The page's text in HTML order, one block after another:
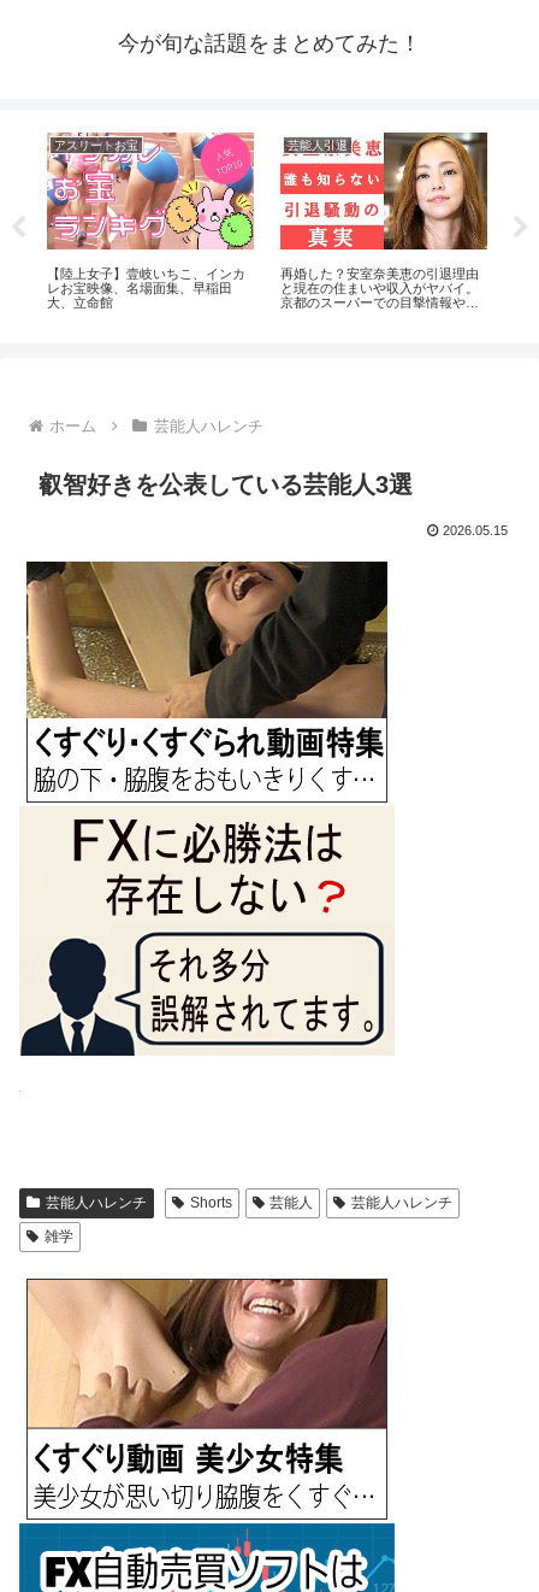
今が旬な話題をまとめてみた！
アスリートお宝
【陸上女子】壹岐いちこ、インカ
レお宝映像、名場面集、早稲田
大、立命館
芸能人引退
再婚した？安室奈美恵の引退理由
と現在の住まいや収入がヤバイ。
京都のスーパーでの目撃情報や西
ホーム 芸能人ハレンチ
叡智好きを公表している芸能人3選
2026.05.15
芸能人ハレンチ Shorts 芸能人
芸能人ハレンチ
雑学